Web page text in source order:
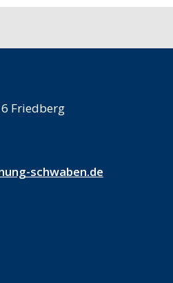
Friedberg
schwaben.de